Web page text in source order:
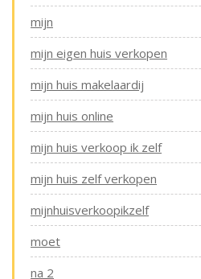
mijn
mijn eigen huis verkopen
mijn huis makelaardij
mijn huis online
mijn huis verkoop ik zelf
mijn huis zelf verkopen
mijnhuisverkoopikzelf
moet
na 2